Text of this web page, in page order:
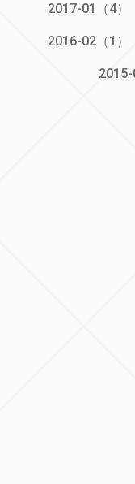
2017-01（4）
2016-02（1）
2015-